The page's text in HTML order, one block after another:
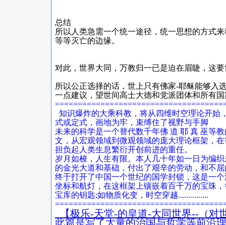
总结
所以人类急需一个统一途径，统一思想的方式
等等灭亡的边缘。
对此，世界大同，万教归一已是迫在眉睫，这
所以公正选择的话，世上只有佛家-耶稣能够入
一点建议，望世间高士大德和党派团体和所有
知识爆炸的大乘科教，将从四维时空理论开始
式或定式，画地为牢，束缚住了视野与手脚
未来的科学是一个替代数千年佛 道 耶 真 巫等
文，从宏观领域到微观领域的庞大理论框架，
担负起人类生息繁衍开创前进的重任。
岁月如梭，人生有限。本人几十年如一日为编
的金光大道和基础，付出了艰辛的劳动，和不
终于打开了中国一个世纪的国学封锁，这是一
坐标和航灯，在这框架上镶嵌着百千万的宝珠
宝库的钥匙;如物质化变，时空穿越...............
【极乐-天堂-的皇道-大同世界--（对
此篇是写了大量的治国与哲学等前沿